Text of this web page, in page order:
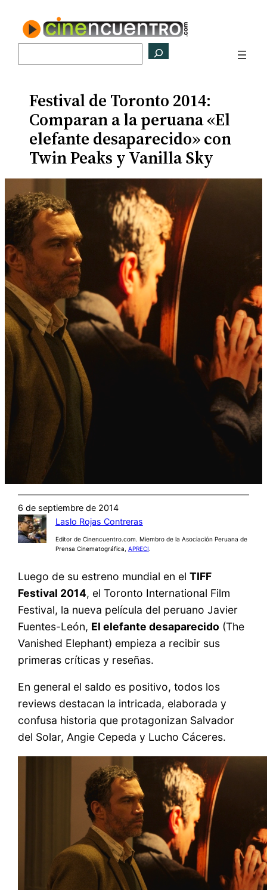
contenido
Festival de Toronto 2014:
Comparan a la peruana «El
elefante desaparecido» con
Twin Peaks y Vanilla Sky
6 de septiembre de 2014
Laslo Rojas Contreras
Editor de Cinencuentro.com. Miembro de la Asociación Peruana de
Prensa Cinematográfica, APRECI.
Luego de su estreno mundial en elTIFF
Festival 2014, el Toronto International Film
Festival, la nueva película del peruano Javier
Fuentes-León, El elefante desaparecido (The
Vanished Elephant) empieza a recibir sus
primeras críticas y reseñas.
En general el saldo es positivo, todos los
reviews destacan la intricada, elaborada y
confusa historia que protagonizan Salvador
del Solar, Angie Cepeda y Lucho Cáceres.